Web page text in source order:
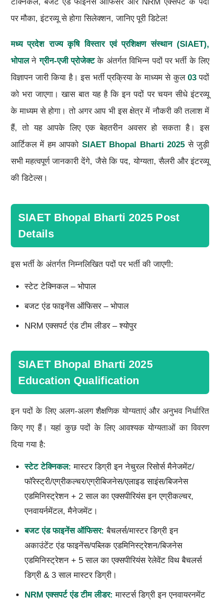
पर मौका, इंटरव्यू से होगा सिलेक्शन, जानिए पूरी डिटेल!
मध्य प्रदेश राज्य कृषि विस्तार एवं प्रशिक्षण संस्थान (SIAET),
भोपालनेग्रीन-एजी प्रोजेक्टके अंतर्गत विभिन्न पदों पर भर्ती के लिए
विज्ञापन जारी किया है। इस भर्ती प्रक्रिया के माध्यम से कुल 03पदों
को भरा जाएगा। खास बात यह है कि इन पदों पर चयन सीधे इंटरव्यू
के माध्यम से होगा। तो अगर आप भी इस क्षेत्र में नौकरी की तलाश में
हैं, तो यह आपके लिए एक बेहतरीन अवसर हो सकता है। इस
आर्टिकल में हम आपको SIAETBhopal Bharti 2025से जुड़ी
सभी महत्वपूर्ण जानकारी देंगे, जैसे कि पद, योग्यता, सैलरी और इंटरव्यू
की डिटेल्स।
SIAET Bhopal Bharti 2025 Post
Details
इस भर्ती के अंतर्गत निम्नलिखित पदों पर भर्ती की जाएगी:
स्टेट टेक्निकल – भोपाल
बजट एंड फाइनेंस ऑफिसर – भोपाल
NRM एक्सपर्ट एंड टीम लीडर – श्योपुर
SIAET Bhopal Bharti 2025
Education Qualification
इन पदों के लिए अलग-अलग शैक्षणिक योग्यताएं और अनुभव निर्धारित
किए गए हैं। यहां कुछ पदों के लिए आवश्यक योग्यताओं का विवरण
दिया गया है:
स्टेट टेक्निकल: मास्टर डिग्री इन नेचुरल रिसोर्स मैनेजमेंट/
फॉरेस्ट्री/एग्रीकल्चर/एग्रीबिजनेस/एलाइड साइंस/बिजनेस
एडमिनिस्ट्रेशन + 2 साल का एक्सपीरियंस इन एग्रीकल्चर,
एनवायर्नमेंटल, मैनेजमेंट।
बजट एंड फाइनेंस ऑफिसर: बैचलर्स/मास्टर डिग्री इन
अकाउंटेंट एंड फाइनेंस/पब्लिक एडमिनिस्ट्रेशन/बिजनेस
एडमिनिस्ट्रेशन + 5 साल का एक्सपीरियंस रेलेवेंट विथ बैचलर्स
डिग्री & 3 साल मास्टर डिग्री।
NRMएक्सपर्ट एंड टीम लीडर: मास्टर्स डिग्री इन एनवायरनमेंट